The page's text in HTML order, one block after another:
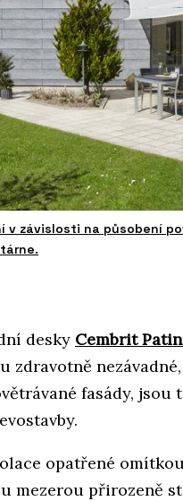
v závislosti na působení
desky Cembrit
zdravotně
fasády, jsou
opatřené
mezerou přirozeně